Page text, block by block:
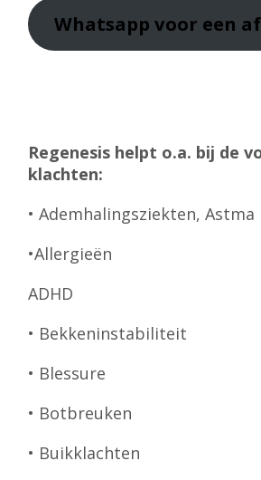
Whatsapp voor een
Regenesis helpt o.a. bij de
klachten:
• Ademhalingsziekten, Astma
•Allergieën
ADHD
• Bekkeninstabiliteit
• Blessure
• Botbreuken
• Buikklachten